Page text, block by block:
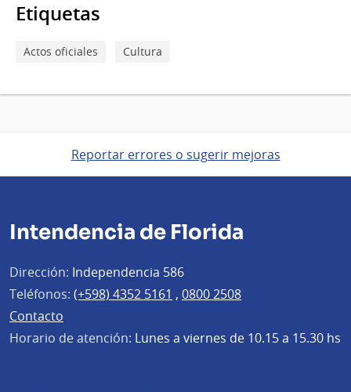
Etiquetas
Actos oficiales Cultura
Reportar errores o sugerir mejoras
Intendencia de Florida
Dirección: Independencia 586
Teléfonos: (+598) 4352 5161 , 0800 2508
Contacto
Horario de atención: Lunes a viernes de 10.15 a 15.30 hs